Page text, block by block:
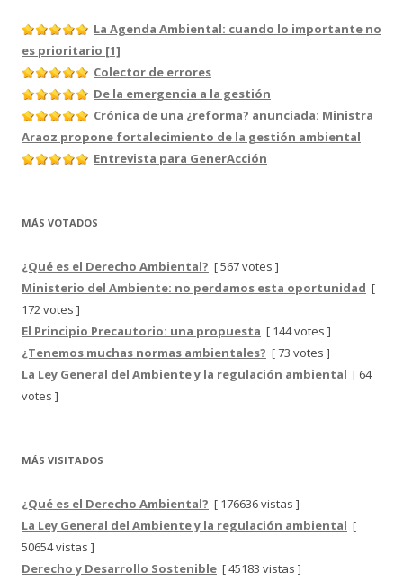
La Agenda Ambiental: cuando lo importante no
es prioritario [1]
Colector de errores
De la emergencia a la gestión
Crónica de una ¿reforma? anunciada: Ministra
Araoz propone fortalecimiento de la gestión ambiental
Entrevista para GenerAcción
MÁS VOTADOS
¿Qué es el Derecho Ambiental? [ 567 votes ]
Ministerio del Ambiente: no perdamos esta oportunidad [
172 votes ]
El Principio Precautorio: una propuesta [ 144 votes ]
¿Tenemos muchas normas ambientales? [ 73 votes ]
La Ley General del Ambiente y la regulación ambiental [ 64
votes ]
MÁS VISITADOS
¿Qué es el Derecho Ambiental? [ 176636 vistas ]
La Ley General del Ambiente y la regulación ambiental [
50654 vistas ]
Derecho y Desarrollo Sostenible [ 45183 vistas ]